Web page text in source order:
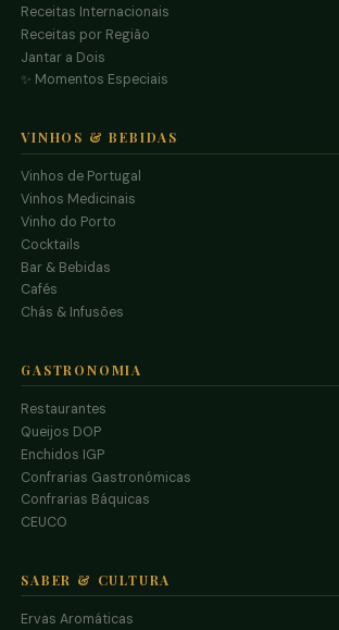
Receitas Internacionais
Receitas por Região
Jantar a Dois
✨ Momentos Especiais
VINHOS & BEBIDAS
Vinhos de Portugal
Vinhos Medicinais
Vinho do Porto
Cocktails
Bar & Bebidas
Cafés
Chás & Infusões
GASTRONOMIA
Restaurantes
Queijos DOP
Enchidos IGP
Confrarias Gastronómicas
Confrarias Báquicas
CEUCO
SABER & CULTURA
Ervas Aromáticas